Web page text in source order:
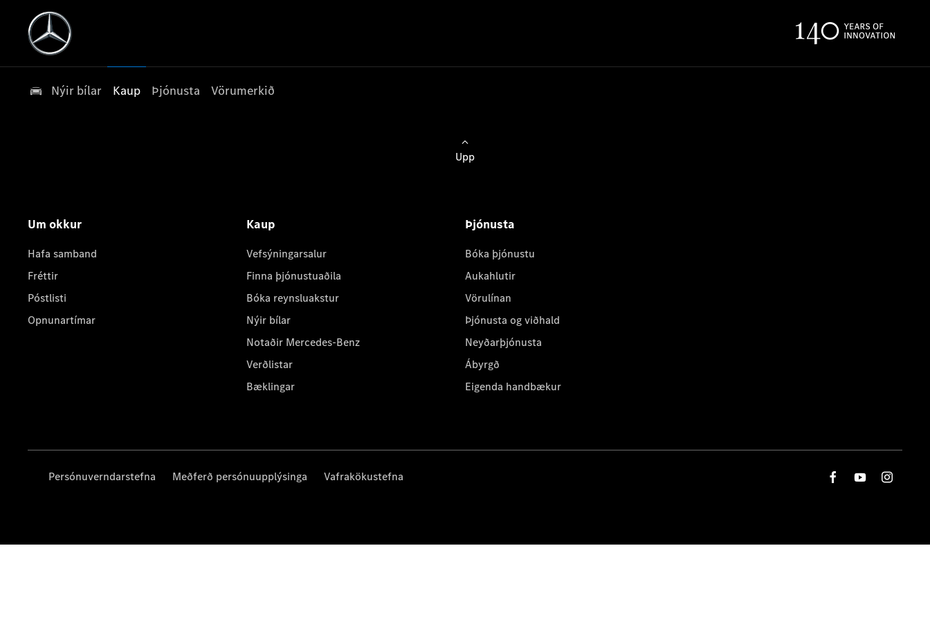
Nýir bílar Kaup Þjónusta Vörumerkið
Upp
Um okkur
Hafa samband
Fréttir
Póstlisti
Opnunartímar
Kaup
Vefsýningarsalur
Finna þjónustuaðila
Bóka reynsluakstur
Nýir bílar
Notaðir Mercedes-Benz
Verðlistar
Bæklingar
Þjónusta
Bóka þjónustu
Aukahlutir
Vörulínan
Þjónusta og viðhald
Neyðarþjónusta
Ábyrgð
Eigenda handbækur
Persónuverndarstefna Meðferð persónuupplýsinga Vafrakökustefna